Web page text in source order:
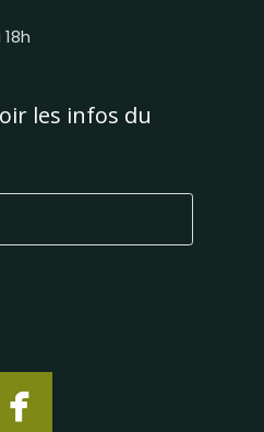
les infos du